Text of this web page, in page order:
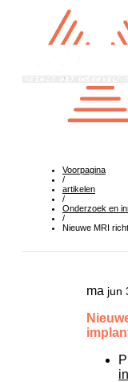
Voorpagina
/
artikelen
/
Onderzoek en
/
Nieuwe MRI
ma jun